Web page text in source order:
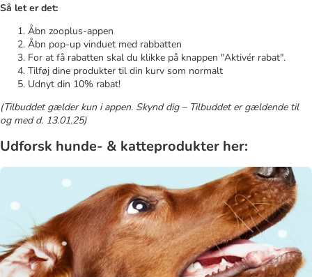
Så let er det:
Åbn zooplus-appen
Åbn pop-up vinduet med rabbatten
For at få rabatten skal du klikke på knappen "Aktivér rabat".
Tilføj dine produkter til din kurv som normalt
Udnyt din 10% rabat!
(Tilbuddet gælder kun i appen. Skynd dig – Tilbuddet er gældende til
og med d. 13.01.25)
Udforsk hunde- & katteprodukter her: